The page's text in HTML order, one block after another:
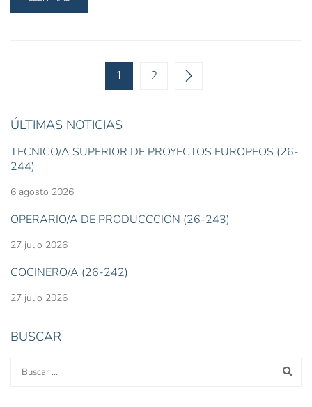
1 2
ÚLTIMAS NOTICIAS
TÉCNICO/A SUPERIOR DE PROYECTOS EUROPEOS (26-
244)
6 agosto 2026
OPERARIO/A DE PRODUCCCIÓN (26-243)
27 julio 2026
COCINERO/A (26-242)
27 julio 2026
BUSCAR